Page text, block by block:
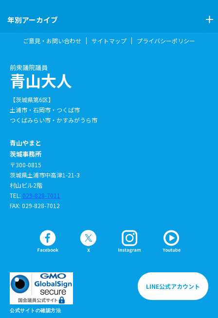
年別アーカイブ
前衆議院議員
青山大人
【茨城県第6区】
土浦市・石岡市・つくば市
つくばみらい市・かすみがうら市
青山やまと
茨城事務所
〒300-0815
茨城県土浦市中高津1-21-3
村山ビル2階
TEL: 029-828-7011
FAX: 029-828-7012
公式サイトの確認方法
LINE公式アカウント
ご意見・お問い合わせ サイトマップ プライバシーポリシー